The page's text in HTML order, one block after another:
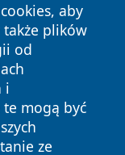
aby
także plików
od
i
te mogą być
ze
prawa